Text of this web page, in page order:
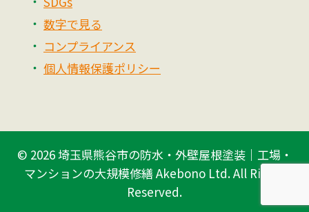
数字で見る
コンプライアンス
個人情報保護ポリシー
© 2026埼玉県熊谷市の防水・外壁屋根塗装｜工場・
マンションの大規模修繕 Akebono Ltd.All Rights
Reserved.